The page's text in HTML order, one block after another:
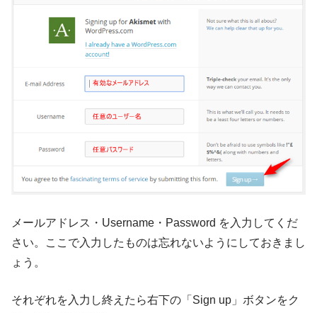
メールアドレス・Username・Password を入力してくだ
さい。ここで入力したものは忘れないようにしておきまし
ょう。
それぞれを入力し終えたら右下の「Sign up」ボタンをク